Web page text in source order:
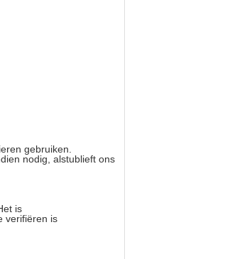
gebruiken.
nodig, alstublieft ons
is
verifiëren is